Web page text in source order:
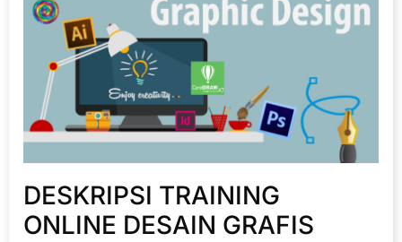
DESKRIPSI TRAINING
ONLINE DESAIN GRAFIS